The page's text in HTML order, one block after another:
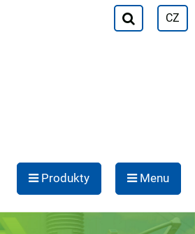
CZ
Produkty Menu